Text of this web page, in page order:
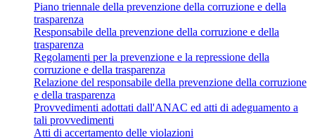
Piano triennale della prevenzione della corruzione e della
trasparenza
Responsabile della prevenzione della corruzione e della
trasparenza
Regolamenti per la prevenzione e la repressione della
corruzione e della trasparenza
Relazione del responsabile della prevenzione della corruzione
e della trasparenza
Provvedimenti adottati dall'ANAC ed atti di adeguamento a
tali provvedimenti
Atti di accertamento delle violazioni